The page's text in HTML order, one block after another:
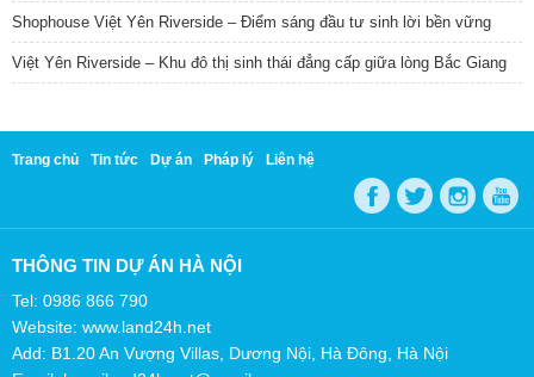
Shophouse Việt Yên Riverside – Điểm sáng đầu tư sinh lời bền vững
Việt Yên Riverside – Khu đô thị sinh thái đẳng cấp giữa lòng Bắc Giang
Trang chủ Tin tức Dự án Pháp lý Liên hệ
THÔNG TIN DỰ ÁN HÀ NỘI
Tel: 0986 866 790
Website: www.land24h.net
Add: B1.20 An Vượng Villas, Dương Nội, Hà Đông, Hà Nội